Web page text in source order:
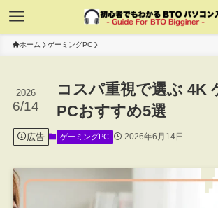
ホーム ゲーミングPC
コスパ重視で選ぶ 4K
PCおすすめ5選
2026
6/14
広告 ゲーミングPC 2026年6月14日